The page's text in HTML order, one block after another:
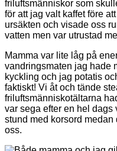
friluftsmänniskor som
för att jag valt kaffet före
ursäkten och visade oss
vatten men var utrustad
Mamma var lite låg på
vandringsmaten jag hade
kyckling och jag potatis
faktiskt! Vi åt och tände
friluftsmänniskotältarna
var sega efter en hel
stund med korsord
oss.